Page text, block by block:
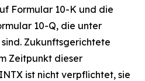
Formular 10-K und die
10-Q, die unter
Zukunftsgerichtete
Zeitpunkt dieser
ist nicht verpflichtet, sie